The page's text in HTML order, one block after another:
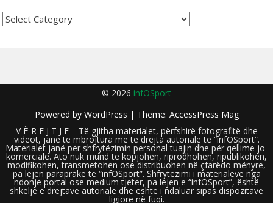
Kategoritë
© 2026 infOSport
Powered by WordPress | Theme: AccessPress Mag
V Ë R E J T J E – Të gjitha materialet, përfshirë fotografitë dhe
videot, janë të mbrojtura me të drejta autoriale të “infOSport”.
Materialet janë për shfrytëzimin personal tuajin dhe për qëllime jo-
komerciale. Ato nuk mund të kopjohen, riprodhohen, ripublikohen,
modifikohen, transmetohen ose distribuohen në çfarëdo mënyre,
pa lejen paraprake të “infOSport”. Shfrytëzimi i materialeve nga
ndonjë portal ose medium tjetër, pa lejen e “infOSport”, është
shkelje e drejtave autoriale dhe është i ndaluar sipas dispozitave
ligjore në fuqi.